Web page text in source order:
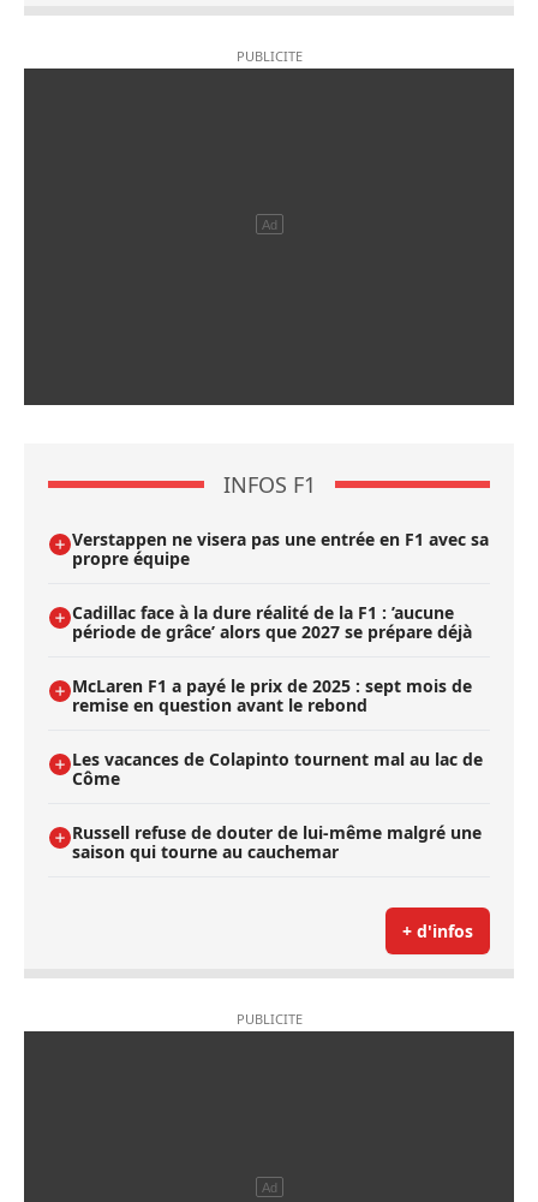
INFOS F1
Verstappen ne visera pas une entrée en F1 avec sa
propre équipe
Cadillac face à la dure réalité de la F1 : ’aucune
période de grâce’ alors que 2027 se prépare déjà
McLaren F1 a payé le prix de 2025 : sept mois de
remise en question avant le rebond
Les vacances de Colapinto tournent mal au lac de
Côme
Russell refuse de douter de lui-même malgré une
saison qui tourne au cauchemar
+ d'infos